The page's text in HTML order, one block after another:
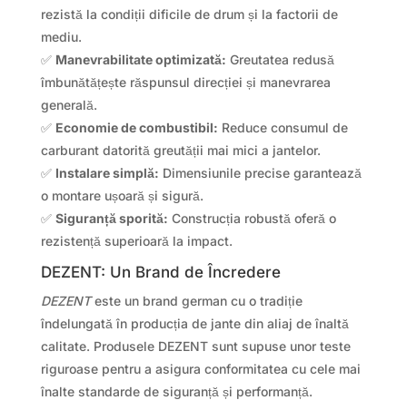
rezistă la condiții dificile de drum și la factorii de
mediu.
✅ Manevrabilitate optimizată: Greutatea redusă
îmbunătățește răspunsul direcției și manevrarea
generală.
✅ Economie de combustibil: Reduce consumul de
carburant datorită greutății mai mici a jantelor.
✅ Instalare simplă: Dimensiunile precise garantează
o montare ușoară și sigură.
✅ Siguranță sporită: Construcția robustă oferă o
rezistență superioară la impact.
DEZENT: Un Brand de Încredere
DEZENTeste un brand german cu o tradiție
îndelungată în producția de jante din aliaj de înaltă
calitate. Produsele DEZENT sunt supuse unor teste
riguroase pentru a asigura conformitatea cu cele mai
înalte standarde de siguranță și performanță.